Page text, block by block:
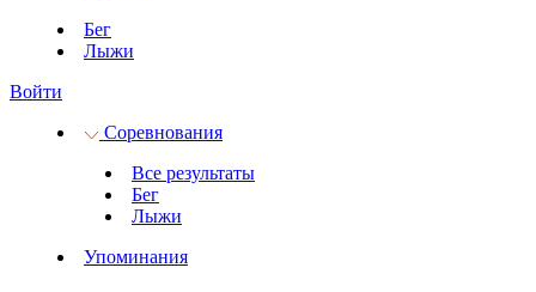
Бег
Лыжи
Войти
Соревнования
Все результаты
Бег
Лыжи
Упоминания